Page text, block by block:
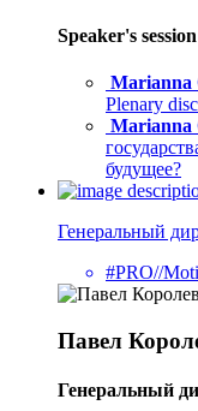
Speaker's session
Marianna
Plenary
Marianna
будущее?
Генеральный
#PRO//
Павел
Генеральный